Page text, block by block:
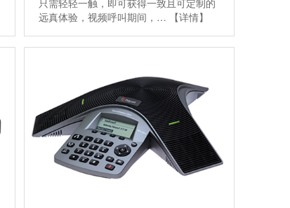
只需轻轻一触，即可获得一致且可定制的
远真体验，视频呼叫期间，…
【详情】